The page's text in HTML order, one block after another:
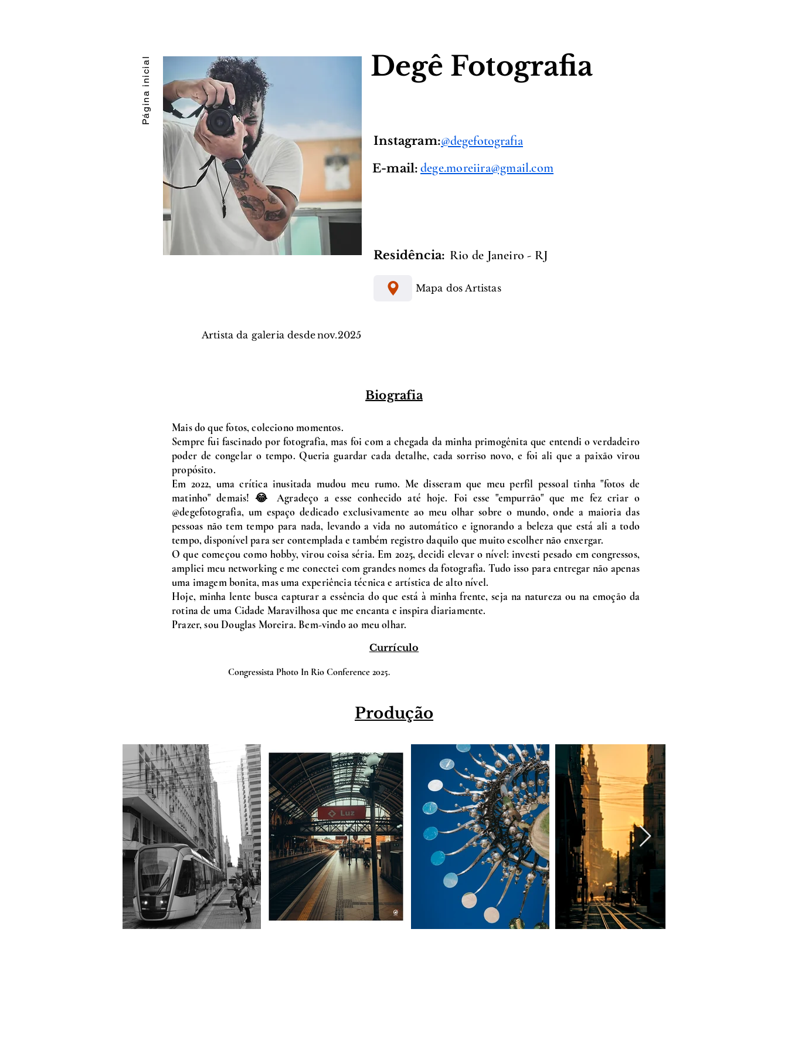
Página inicial Degê Fotografia
Instagram:@degefotografia
E-mail: dege.moreiira@gmail.com
Residência: Rio de Janeiro - RJ
Mapa dos Artistas
Artista da galeria desdenov.2025
Biografia
Mais do que fotos, coleciono momentos.
Sempre fui fascinado por fotografia, mas foi com a chegada da minha primogênita que entendi o verdadeiro
poder de congelar o tempo. Queria guardar cada detalhe, cada sorriso novo, e foi ali que a paixão virou
propósito.
Em 2022, uma crítica inusitada mudou meu rumo. Me disseram que meu perfil pessoal tinha "fotos de
matinho" demais! 😂 Agradeço a esse conhecido até hoje. Foi esse "empurrão" que me fez criar o
@degefotografia, um espaço dedicado exclusivamente ao meu olhar sobre o mundo, onde a maioria das
pessoas não tem tempo para nada, levando a vida no automático e ignorando a beleza que está ali a todo
tempo, disponível para ser contemplada e também registro daquilo que muito escolher não enxergar.
O que começou como hobby, virou coisa séria. Em 2025, decidi elevar o nível: investi pesado em congressos,
ampliei meu networking e me conectei com grandes nomes da fotografia. Tudo isso para entregar não apenas
uma imagem bonita, mas uma experiência técnica e artística de alto nível.
Hoje, minha lente busca capturar a essência do que está à minha frente, seja na natureza ou na emoção da
rotina de uma Cidade Maravilhosa que me encanta e inspira diariamente.
Prazer, sou Douglas Moreira. Bem-vindo ao meu olhar.
Currículo
Congressista Photo In Rio Conference 2025.
Produção